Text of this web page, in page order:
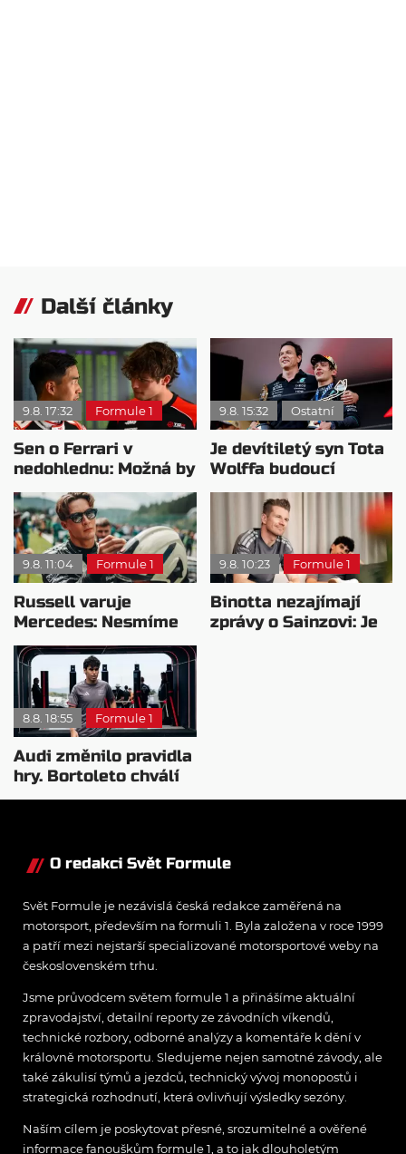
Další články
9.8. 17:32 Formule 1
Sen o Ferrari v
nedohlednu: Možná by
potřeboval plán B
9.8. 15:32 Ostatní
Je devítiletý syn Tota
Wolffa budoucí
hvězdou F1?
9.8. 11:04 Formule 1
Russell varuje
Mercedes: Nesmíme
usnout na vavřínech
9.8. 10:23 Formule 1
Binotta nezajímají
zprávy o Sainzovi: Je
8.8. 18:55 Formule 1
Audi změnilo pravidla
hry. Bortoleto chválí
nový tým i jeho
O redakci Svět Formule
Svět Formule je nezávislá česká redakce zaměřená na
motorsport, především na formuli 1. Byla založena v roce 1999
a patří mezi nejstarší specializované motorsportové weby na
československém trhu.
Jsme průvodcem světem formule 1 a přinášíme aktuální
zpravodajství, detailní reporty ze závodních víkendů,
technické rozbory, odborné analýzy a komentáře k dění v
královně motorsportu. Sledujeme nejen samotné závody, ale
také zákulisí týmů a jezdců, technický vývoj monopostů i
strategická rozhodnutí, která ovlivňují výsledky sezóny.
Naším cílem je poskytovat přesné, srozumitelné a ověřené
informace fanouškům formule 1, a to jak dlouholetým